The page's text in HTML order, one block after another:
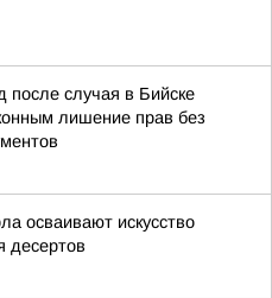
после случая в Бийске
лишение прав без
осваивают искусство
десертов